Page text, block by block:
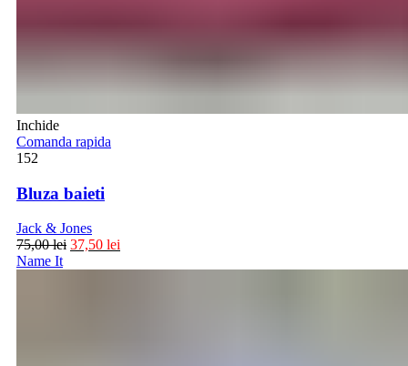
Inchide
Comanda rapida
152
Bluza baieti
Jack & Jones
75,00lei 37,50 lei
Name It